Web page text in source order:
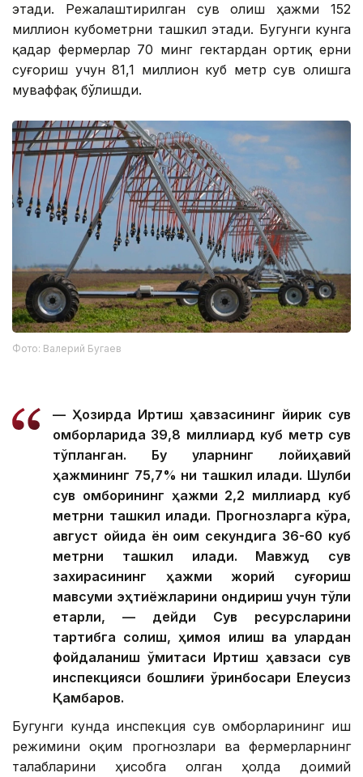
этади. Режалаштирилган сув олиш ҳажми 152
миллион кубометрни ташкил этади. Бугунги кунга
қадар фермерлар 70 минг гектардан ортиқ ерни
суғориш учун 81,1 миллион куб метр сув олишга
муваффақ бўлишди.
Фото: Валерий Бугаев
— Ҳозирда Иртиш ҳавзасининг йирик сув
омборларида 39,8 миллиард куб метр сув
тўпланган. Бу уларнинг лойиҳавий
ҳажмининг 75,7% ни ташкил қилади. Шулби
сув омборининг ҳажми 2,2 миллиард куб
метрни ташкил қилади. Прогнозларга кўра,
август ойида ён оқим секундига 36-60 куб
метрни ташкил қилади. Мавжуд сув
захирасининг ҳажми жорий суғориш
мавсуми эҳтиёжларини қондириш учун тўлиқ
етарли, — дейди Сув ресурсларини
тартибга солиш, ҳимоя қилиш ва улардан
фойдаланиш қўмитаси Иртиш ҳавзаси сув
инспекцияси бошлиғи ўринбосари Елеусиз
Қамбаров.
Бугунги кунда инспекция сув омборларининг иш
режимини оқим прогнозлари ва фермерларнинг
талабларини ҳисобга олган ҳолда доимий